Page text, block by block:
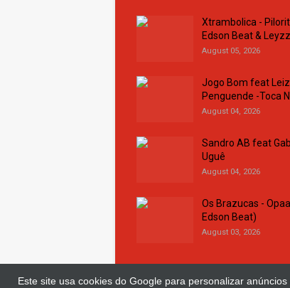
Este site usa cookies do Google para personalizar
Xtrambolica -
Edson Beat &
August 05, 2026
Jogo Bom feat
Penguende -Toca
August 04, 2026
Sandro AB feat
Uguê
August 04, 2026
Os Brazucas -
Edson Beat)
August 03, 2026